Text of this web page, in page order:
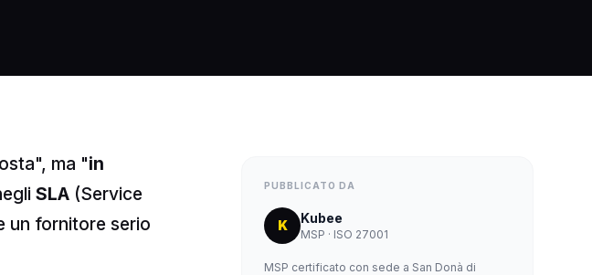
ma "in
SLA (Service
un fornitore serio
PUBBLICATO DA
K Kubee
MSP · ISO 27001
MSP certificato con sede a San Donà di